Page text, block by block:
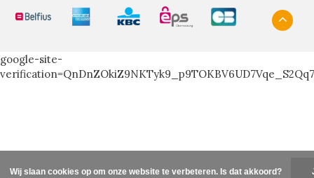
google-site-
Wij slaan cookies op om onze website te verbeteren. Is dat akkoord?